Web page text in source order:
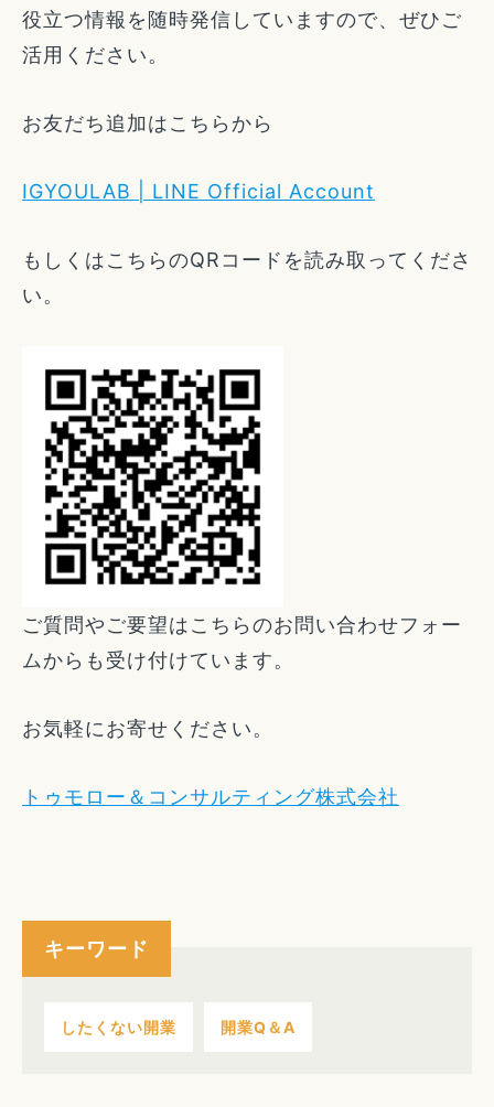
役立つ情報を随時発信していますので、ぜひご
活用ください。
お友だち追加はこちらから
IGYOULAB | LINE Official Account
もしくはこちらのQRコードを読み取ってくださ
い。
ご質問やご要望はこちらのお問い合わせフォー
ムからも受け付けています。
お気軽にお寄せください。
トゥモロー＆コンサルティング株式会社
キーワード
したくない開業 開業Q＆A